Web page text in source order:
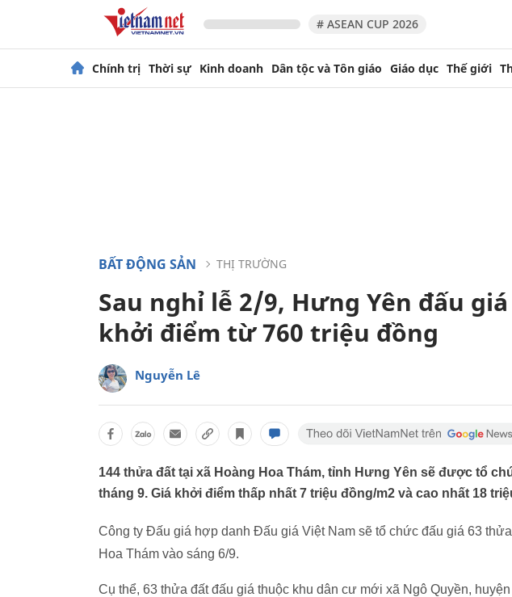
# ASEAN CUP 2026
Chính trị Thời sự Kinh doanh Dân tộc và Tôn giáo Giáo dục Thế giới
BẤT ĐỘNG SẢN THỊ TRƯỜNG
Sau nghỉ lễ 2/9, Hưng Yên đấu
khởi điểm từ 760 triệu đồng
Nguyễn Lê
144 thửa đất tại xã Hoàng Hoa Thám, tỉnh Hưng Yên sẽ được tổ
tháng 9. Giá khởi điểm thấp nhất 7 triệu đồng/m2 và cao nhất 18
Công ty Đấu giá hợp danh Đấu giá Việt Nam sẽ tổ chức đấu giá 63
Hoa Thám vào sáng 6/9.
Cụ thể, 63 thửa đất đấu giá thuộc khu dân cư mới xã Ngô Quyền,